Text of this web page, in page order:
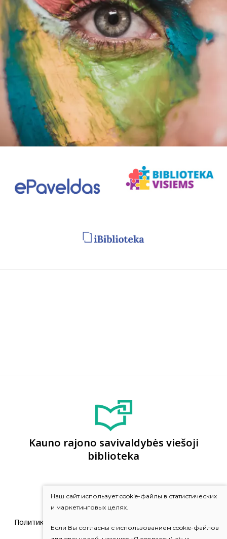
Kauno rajono savivaldybės viešoji
biblioteka
Политика конфиденциальности и использования cookie-
Наш сайт использует cookie-файлы в статистических
и маркетинговых целях.
Если Вы согласны с использованием cookie-файлов